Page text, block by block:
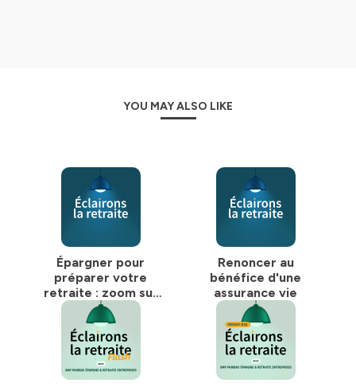
YOU MAY ALSO LIKE
Épargner pour
préparer votre
retraite : zoom sur
le PER et
l’assurance vie
Renoncer au
bénéfice d'une
assurance vie